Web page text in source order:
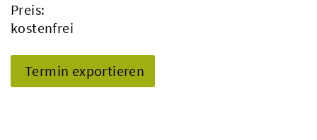
Preis:
kostenfrei
Termin exportieren